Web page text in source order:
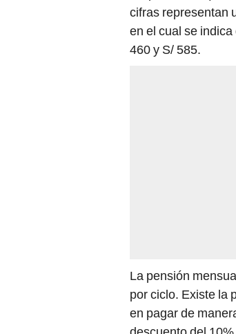
cifras representan
en el cual se
460 y S/ 585.
La pensión
por ciclo. Existe la
en pagar de